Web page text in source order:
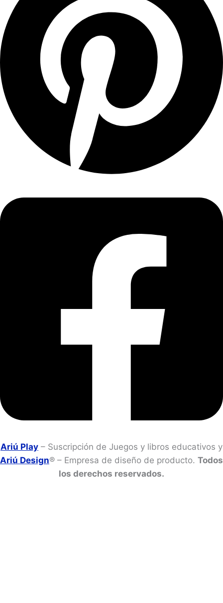
Ariú Play – Suscripción de Juegos y libros educativos y
Ariú Design® – Empresa de diseño de producto. Todos
los derechos reservados.